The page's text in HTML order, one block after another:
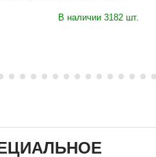
В наличии 3182 шт.